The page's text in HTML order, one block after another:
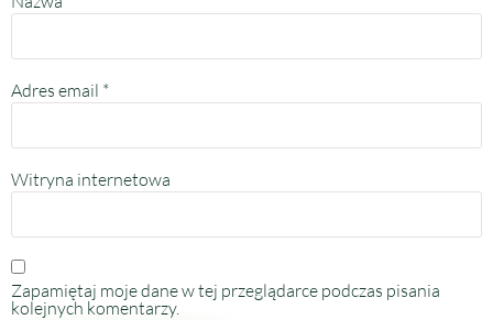
Adres email *
Witryna internetowa
Zapamiętaj moje dane w tej przeglądarce podczas pisania
kolejnych komentarzy.